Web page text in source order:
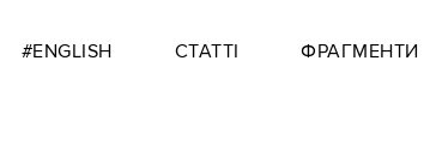
#ENGLISH СТАТТІ ФРАГМЕНТИ